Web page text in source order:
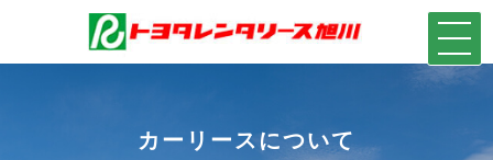
カーリースについて